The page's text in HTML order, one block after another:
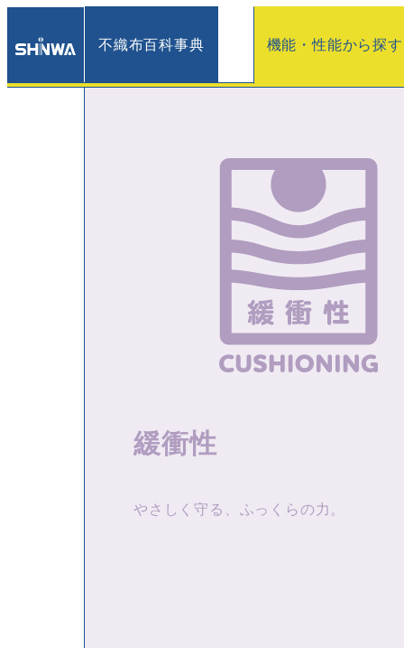
不織布百科事典 機能・性能から探す
緩衝性
やさしく守る、ふっくらの力。